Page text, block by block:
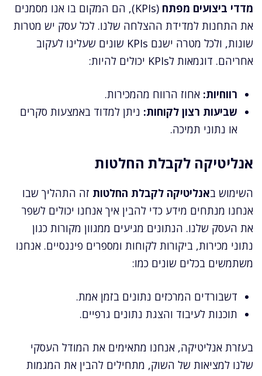
מדדי ביצועים מפתח
(KPIs), הם המקום בו אנו מסמנים
את התחנות למדידת ההצלחה שלנו. לכל עסק יש מטרות
שונות, ולכל מטרה ישנם KPIs שונים שעלינו לעקוב
אחריהם. דוגמאות לKPIs יכולים להיות:
רווחיות: אחוז הרווח מהמכירות.
שביעות רצון לקוחות: ניתן למדוד באמצעות סקרים
או נתוני תמיכה.
אנליטיקה לקבלת החלטות
השימוש באנליטיקה לקבלת החלטות זה התהליך שבו
אנחנו מנתחים מידע כדי להבין איך אנחנו יכולים לשפר
את העסק שלנו. הנתונים מגיעים ממגוון מקורות כגון
נתוני מכירות, ביקורות לקוחות ומספרים פיננסיים. אנחנו
משתמשים בכלים שונים כמו:
דשבורדים המרכזים נתונים בזמן אמת.
תוכנות לעיבוד והצגת נתונים גרפיים.
בעזרת אנליטיקה, אנחנו מתאימים את המודל העסקי
שלנו למציאות של השוק, מתחילים להבין את המגמות